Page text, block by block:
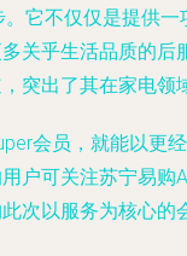
它不仅仅是提供
关乎生活品质的
出了其在家电领
会员，就能以
户可关注苏宁易
次以服务为核心